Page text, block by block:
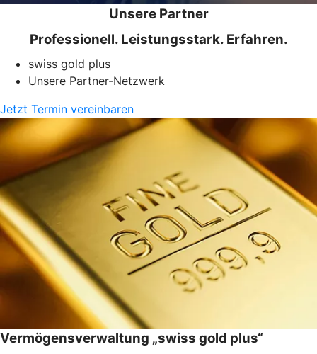
Unsere Partner
Professionell. Leistungsstark. Erfahren.
swiss gold plus
Unsere Partner-Netzwerk
Jetzt Termin vereinbaren
Vermögensverwaltung „swiss gold plus“